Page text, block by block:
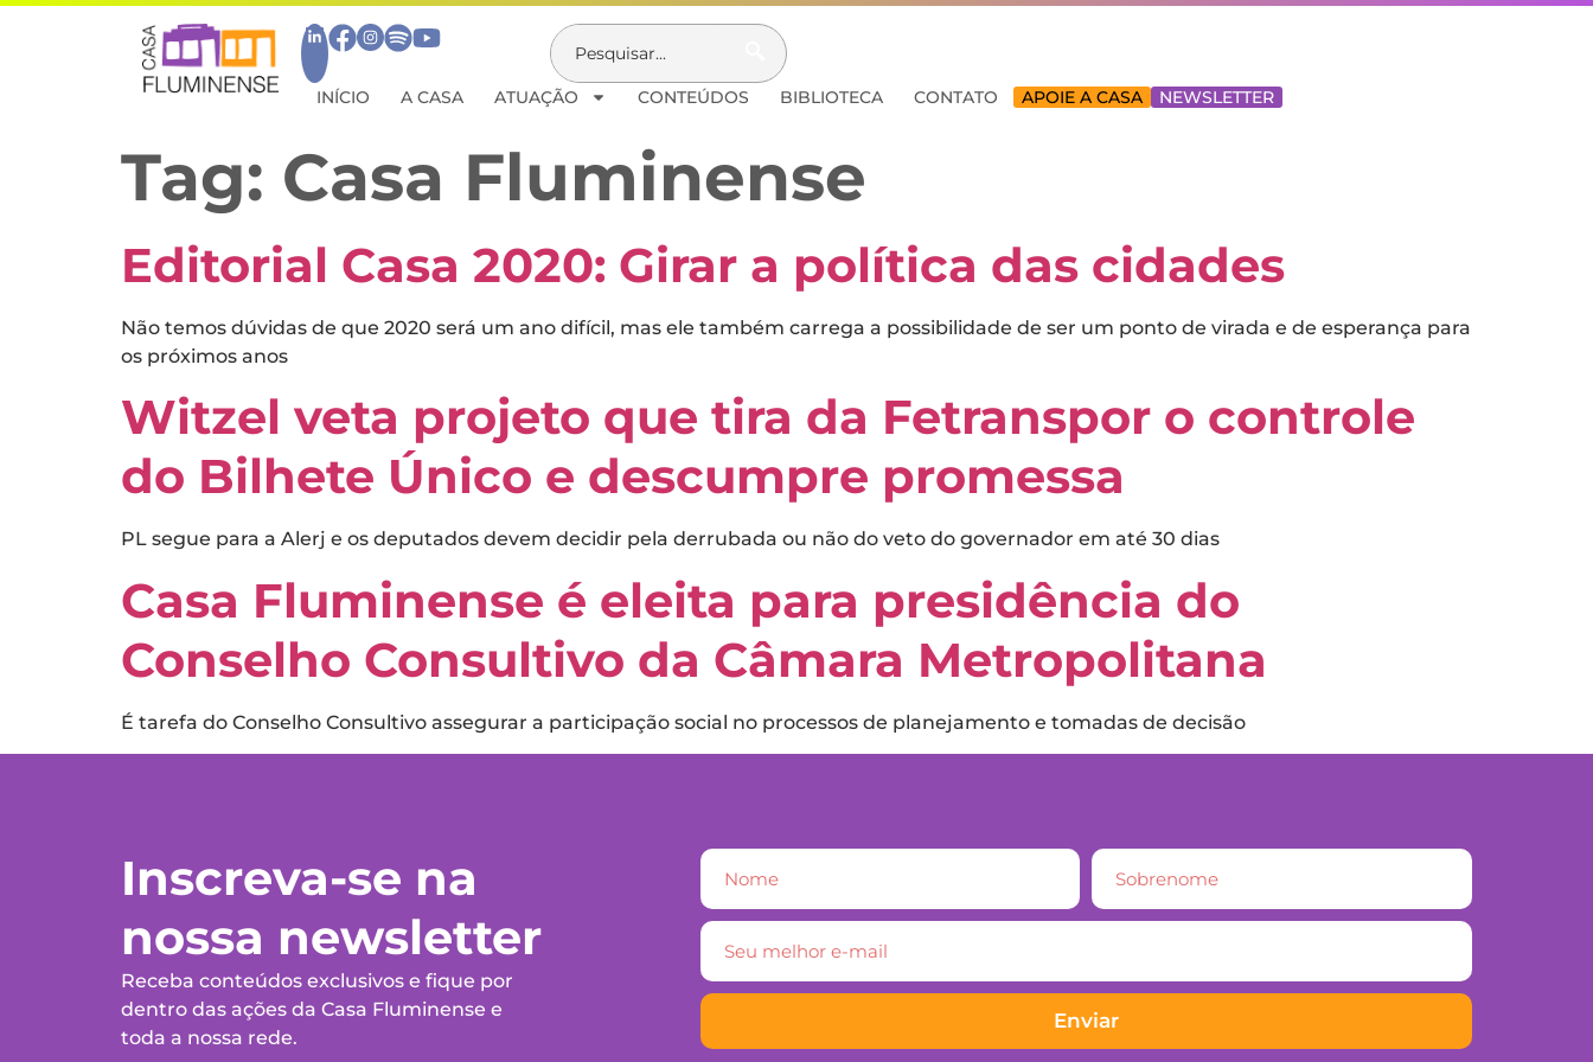
INÍCIO A CASA ATUAÇÃO CONTEÚDOS BIBLIOTECA CONTATO APOIE A CASA NEWSLETTER
Tag: Casa Fluminense
Editorial Casa 2020: Girar a política das cidades
Não temos dúvidas de que 2020 será um ano difícil, mas ele também carrega a possibilidade de ser um ponto de virada e de esperança para
os próximos anos
Witzel veta projeto que tira da Fetranspor o controle
do Bilhete Único e descumpre promessa
PL segue para a Alerj e os deputados devem decidir pela derrubada ou não do veto do governador em até 30 dias
Casa Fluminense é eleita para presidência do
Conselho Consultivo da Câmara Metropolitana
É tarefa do Conselho Consultivo assegurar a participação social no processos de planejamento e tomadas de decisão
Inscreva-se na
nossa newsletter
Receba conteúdos exclusivos e fique por
dentro das ações da Casa Fluminense e
toda a nossa rede.
Enviar